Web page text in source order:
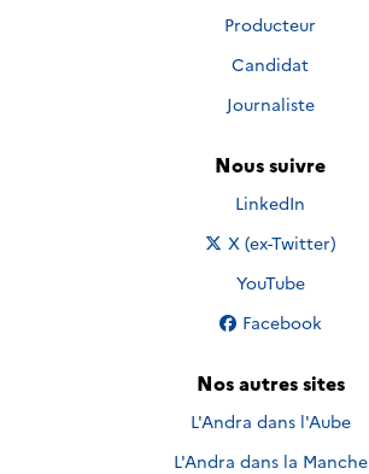
Producteur
Candidat
Journaliste
Nous suivre
Nous suivre sur
LinkedIn
Nous suivre sur
X (ex-Twitter)
Nous suivre sur
YouTube
Nous suivre sur
Facebook
Nos autres sites
L'Andra dans l'Aube
L'Andra dans la Manche